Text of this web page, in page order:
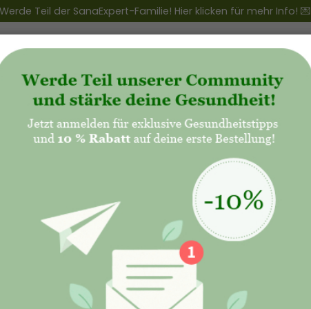
Werde Teil der SanaExpert-Familie! Hier klicken für mehr Info! 💌
Club